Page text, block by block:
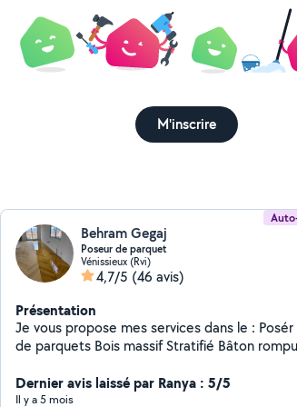
M'inscrire
Behram Gegaj
Poseur de parquet
Vénissieux (Rvi)
4,7/5 (46 avis)
Présentation
Je vous propose mes services dans le : Posér tout type
de parquets Bois massif Stratifié Bâton rompu Point de
de sols souples Moquette lames PVC Ragréage
Dernier avis laissé par Ranya : 5/5
Il y a 5 mois